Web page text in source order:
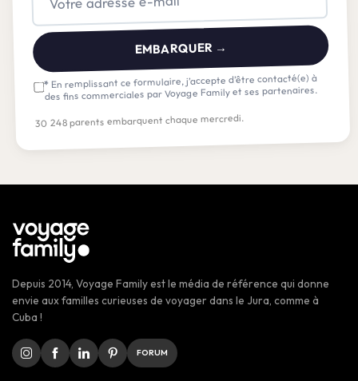
EMBARQUER →
*En remplissant ce formulaire, j’accepte d’être contacté(e) à
des fins commerciales par Voyage Family et ses partenaires.
30 248 parents embarquent chaque mercredi.
Depuis 2014, Voyage Family est le média de référence qui donne
envie aux familles curieuses de voyager dans le Jura, comme à
Cuba !
FORUM